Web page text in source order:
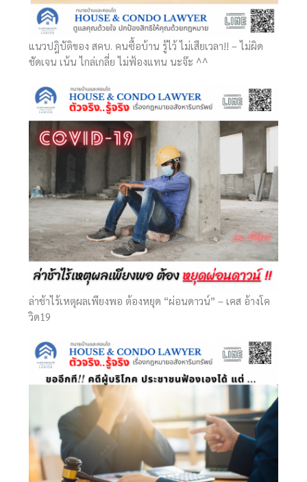
แนวปฎิบัติของ สคบ. คนซื้อบ้าน รู้ไว้ ไม่เสียเวลา!! – ไม่ผิด
ชัดเจน เน้น ไกล่เกลี่ย ไม่ฟ้องแทน นะจ๊ะ ^^
ล่าช้าไร้เหตุผลเพียงพอ ต้องหยุด “ผ่อนดาวน์” – เคส อ้างโค
วิด19